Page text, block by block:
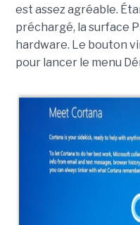
est assez agréable.
préchargé, la surface
hardware. Le bouton
pour lancer le menu